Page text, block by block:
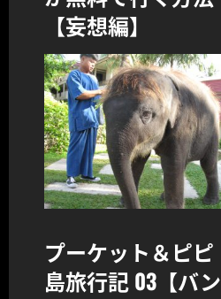
【妄想編】
プーケット＆ピピ
島旅行記 03【バン